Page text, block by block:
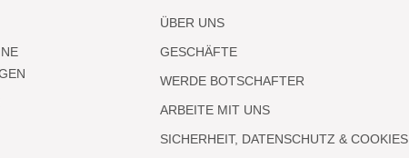
ÜBER UNS
GESCHÄFTE
WERDE BOTSCHAFTER
ARBEITE MIT UNS
SICHERHEIT, DATENSCHUTZ & COOKIES